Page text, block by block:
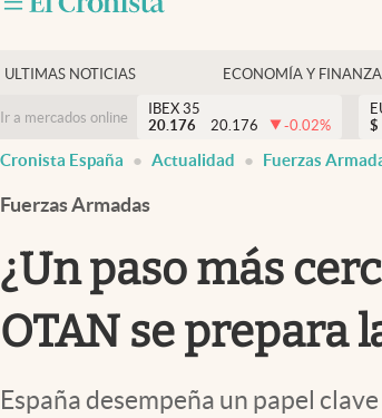
Criptomonedas
ULTIMAS NOTICIAS ECONOMÍA Y
Ir a mercados online
IBEX 35
20.176
20.176 -0.02%
$
Cronista España Actualidad Fuerzas
Fuerzas Armadas
¿Un paso más
OTAN se prepara
España desempeña un papel